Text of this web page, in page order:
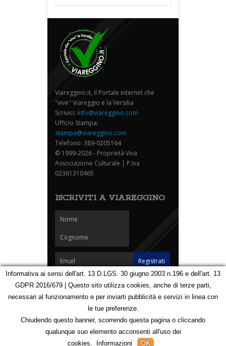
Viareggino.it, il Portale internet che
"vive" Viareggio e la Versilia
Scrivici: info@viareggino.com
Ufficio Stampa:
stampa@viareggino.com
Telefono: 389-0205164
© 1999-2026 - Proprietà Viva
Associazione Culturale | P.Iva
02361310465
ISCRIVITI A VIAREGGINO
Homepage Notizie Speciali Eventi
Foto Carnevale
Mappa
123164945
Informativa ai sensi dell'art. 13 D.LGS. 30 giugno 2003 n.196 e dell'art. 13
GDPR 2016/679 | Questo sito utilizza cookies, anche di terze parti,
necessari al funzionamento e per inviarti pubblicità e servizi in linea con
le tue preferenze.
Chiudendo questo banner, scorrendo questa pagina o cliccando
qualunque suo elemento acconsenti all'uso dei
cookies.
Informazioni OK